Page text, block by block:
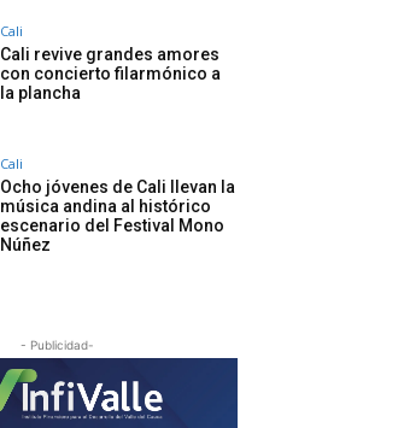
Cali
Cali revive grandes amores
con concierto filarmónico a
la plancha
Cali
Ocho jóvenes de Cali llevan la
música andina al histórico
escenario del Festival Mono
Núñez
- Publicidad-